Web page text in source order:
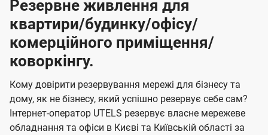
Резервне живлення для
квартири/будинку/офісу/
комерційного приміщення/
коворкінгу.
Кому довірити резервування мережі для бізнесу та
дому, як не бізнесу, який успішно резервує себе сам?
Інтернет-оператор UTELS резервує власне мережеве
обладнання та офіси в Києві та Київській області за